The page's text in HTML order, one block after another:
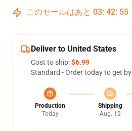
このセールはあと 03: 42: 54
Deliver to United States
Cost to ship:$6.99
Standard - Order today to get by
Production
Today
Shipping
Aug. 12